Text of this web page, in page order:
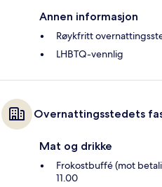
Annen informasjon
Røykfritt
LHBTQ-vennlig
Overnattingsstedets
Mat og drikke
Frokostbuffé (mot
11.00